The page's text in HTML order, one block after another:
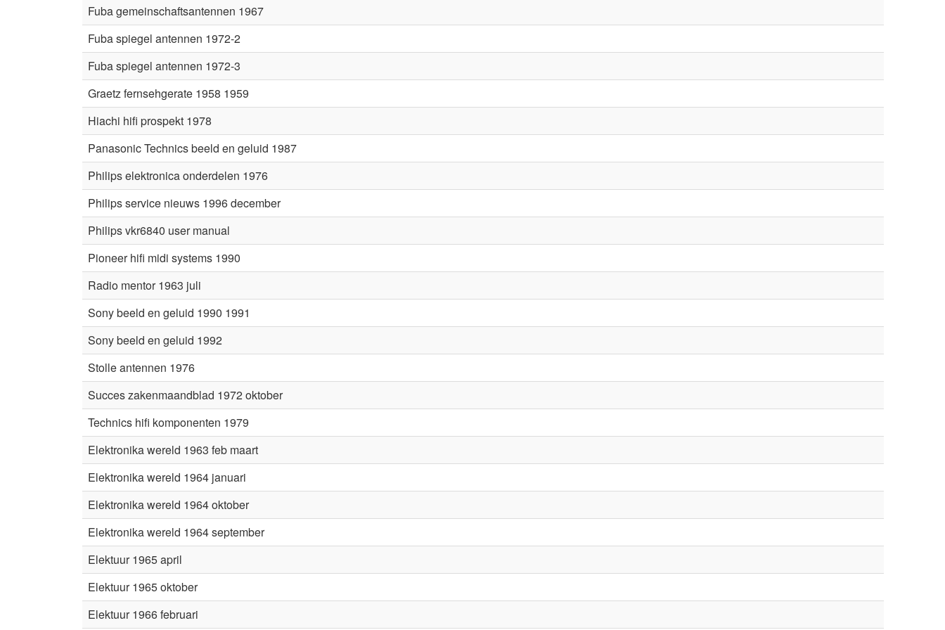
Fuba gemeinschaftsantennen 1967
Fuba spiegel antennen 1972-2
Fuba spiegel antennen 1972-3
Graetz fernsehgerate 1958 1959
Hiachi hifi prospekt 1978
Panasonic Technics beeld en geluid 1987
Philips elektronica onderdelen 1976
Philips service nieuws 1996 december
Philips vkr6840 user manual
Pioneer hifi midi systems 1990
Radio mentor 1963 juli
Sony beeld en geluid 1990 1991
Sony beeld en geluid 1992
Stolle antennen 1976
Succes zakenmaandblad 1972 oktober
Technics hifi komponenten 1979
Elektronika wereld 1963 feb maart
Elektronika wereld 1964 januari
Elektronika wereld 1964 oktober
Elektronika wereld 1964 september
Elektuur 1965 april
Elektuur 1965 oktober
Elektuur 1966 februari